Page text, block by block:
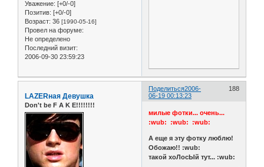
Уважение: [+0/-0]
Позитив: [+0/-0]
Возраст: 36 [1990-05-16]
Провел на форуме:
Не определено
Последний визит:
2006-09-30 23:59:23
Поделиться 188
2006-
06-19 00:13:23
LAZERная Девушка
Don't be F A K E!!!!!!!!
милые фотки... очень...
:wub: :wub: :wub:
А еще я эту фотку люблю!
Обожаю!! :wub:
такой хоЛосЫй тут... :wub: